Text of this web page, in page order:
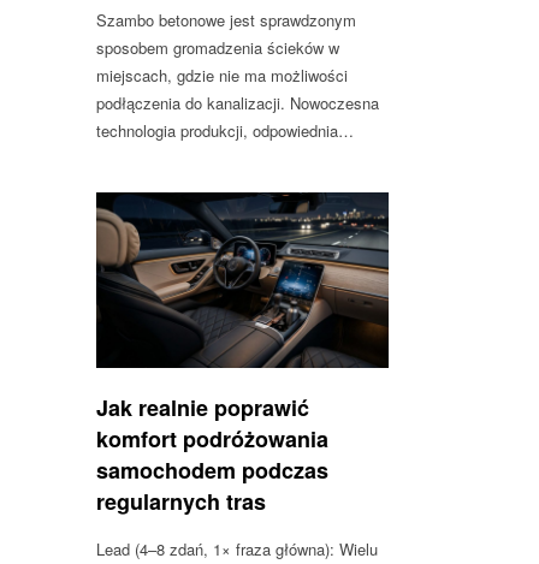
Szambo betonowe jest sprawdzonym
sposobem gromadzenia ścieków w
miejscach, gdzie nie ma możliwości
podłączenia do kanalizacji. Nowoczesna
technologia produkcji, odpowiednia…
Jak realnie poprawić
komfort podróżowania
samochodem podczas
regularnych tras
Lead (4–8 zdań, 1× fraza główna): Wielu